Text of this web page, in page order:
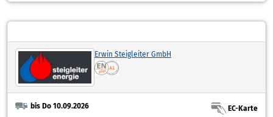
Erwin Steigleiter GmbH
bis Do 10.09.2026
EC-Karte